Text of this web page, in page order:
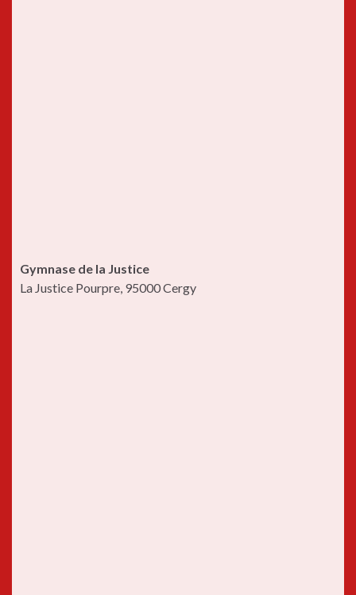
Gymnase de la Justice
La Justice Pourpre, 95000 Cergy